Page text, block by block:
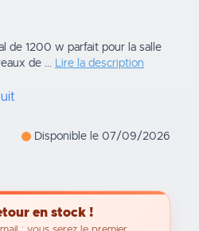
de 1200 w parfait pour la salle
de ... Lire la description
Disponible le 07/09/2026
en stock !